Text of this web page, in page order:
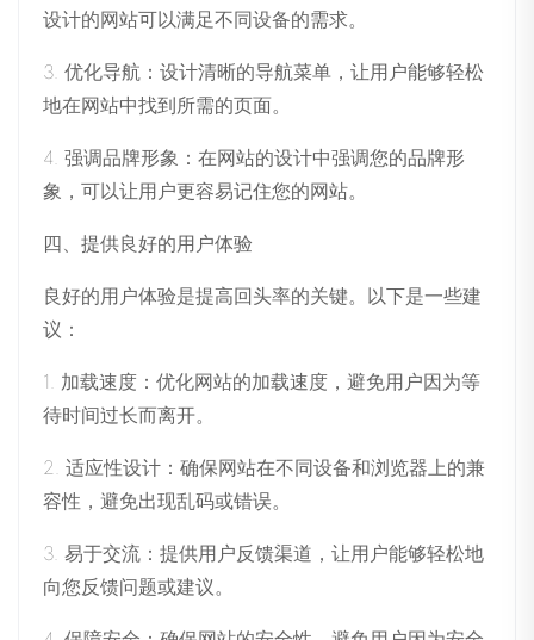
设计的网站可以满足不同设备的需求。
3. 优化导航：设计清晰的导航菜单，让用户能够轻松
地在网站中找到所需的页面。
4. 强调品牌形象：在网站的设计中强调您的品牌形
象，可以让用户更容易记住您的网站。
四、提供良好的用户体验
良好的用户体验是提高回头率的关键。以下是一些建
议：
1. 加载速度：优化网站的加载速度，避免用户因为等
待时间过长而离开。
2. 适应性设计：确保网站在不同设备和浏览器上的兼
容性，避免出现乱码或错误。
3. 易于交流：提供用户反馈渠道，让用户能够轻松地
向您反馈问题或建议。